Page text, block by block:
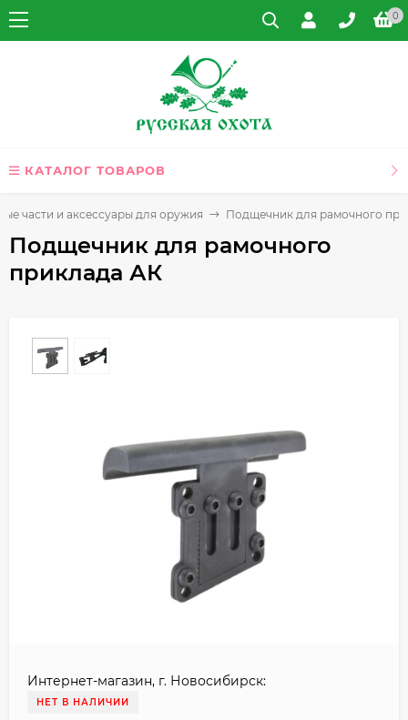
0
КАТАЛОГ ТОВАРОВ
части и аксессуары для оружия Подщечник для рамочного
Подщечник для рамочного
приклада АК
Интернет-магазин, г. Новосибирск:
НЕТ В НАЛИЧИИ